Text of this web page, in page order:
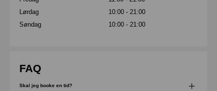
Lørdag
10:00 - 21:00
Søndag
10:00 - 21:00
FAQ
Skal jeg booke en tid?